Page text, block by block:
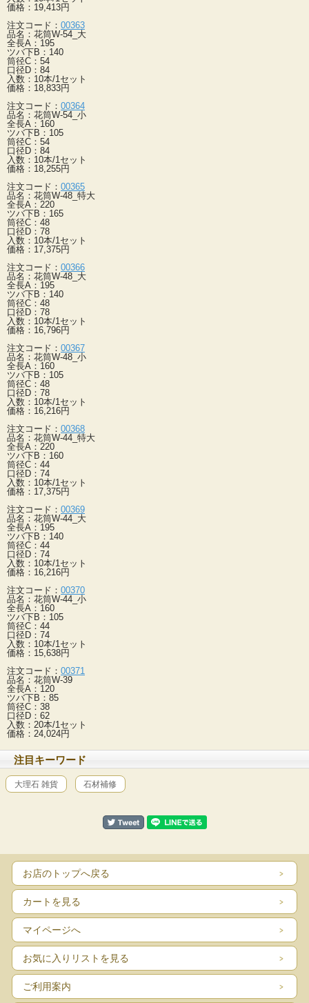
価格：19,413円
注文コード： 00363
品名：花筒W-54_大
全長A：195
ツバ下B：140
筒径C：54
口径D：84
入数：10本/1セット
価格：18,833円
注文コード： 00364
品名：花筒W-54_小
全長A：160
ツバ下B：105
筒径C：54
口径D：84
入数：10本/1セット
価格：18,255円
注文コード： 00365
品名：花筒W-48_特大
全長A：220
ツバ下B：165
筒径C：48
口径D：78
入数：10本/1セット
価格：17,375円
注文コード： 00366
品名：花筒W-48_大
全長A：195
ツバ下B：140
筒径C：48
口径D：78
入数：10本/1セット
価格：16,796円
注文コード： 00367
品名：花筒W-48_小
全長A：160
ツバ下B：105
筒径C：48
口径D：78
入数：10本/1セット
価格：16,216円
注文コード： 00368
品名：花筒W-44_特大
全長A：220
ツバ下B：160
筒径C：44
口径D：74
入数：10本/1セット
価格：17,375円
注文コード： 00369
品名：花筒W-44_大
全長A：195
ツバ下B：140
筒径C：44
口径D：74
入数：10本/1セット
価格：16,216円
注文コード： 00370
品名：花筒W-44_小
全長A：160
ツバ下B：105
筒径C：44
口径D：74
入数：10本/1セット
価格：15,638円
注文コード： 00371
品名：花筒W-39
全長A：120
ツバ下B：85
筒径C：38
口径D：62
入数：20本/1セット
価格：24,024円
注目キーワード
大理石 雑貨 石材補修
お店のトップへ戻る
カートを見る
マイページへ
お気に入りリストを見る
ご利用案内